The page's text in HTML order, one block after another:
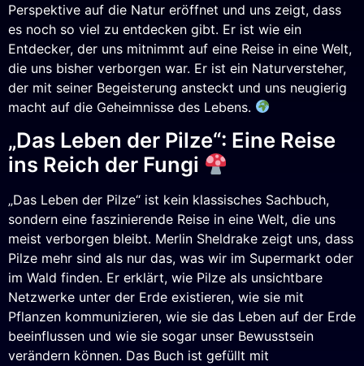
Perspektive auf die Natur eröffnet und uns zeigt, dass
es noch so viel zu entdecken gibt. Er ist wie ein
Entdecker, der uns mitnimmt auf eine Reise in eine Welt,
die uns bisher verborgen war. Er ist ein Naturversteher,
der mit seiner Begeisterung ansteckt und uns neugierig
macht auf die Geheimnisse des Lebens.
„Das Leben der Pilze“: Eine Reise
ins Reich der Fungi
„Das Leben der Pilze“ ist kein klassisches Sachbuch,
sondern eine faszinierende Reise in eine Welt, die uns
meist verborgen bleibt. Merlin Sheldrake zeigt uns, dass
Pilze mehr sind als nur das, was wir im Supermarkt oder
im Wald finden. Er erklärt, wie Pilze als unsichtbare
Netzwerke unter der Erde existieren, wie sie mit
Pflanzen kommunizieren, wie sie das Leben auf der Erde
beeinflussen und wie sie sogar unser Bewusstsein
verändern können. Das Buch ist gefüllt mit